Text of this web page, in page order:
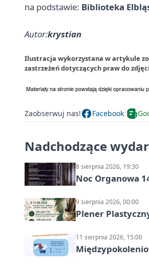
na podstawie: Biblioteka
Autor:krystian
Ilustracja wykorzystana w artykule
zastrzeżeń dotyczących praw do
Zaobserwuj nas! Facebook
Nadchodzące
8 sierpnia 2026, 19:30
Noc Organowa
9 sierpnia 2026, 00:00
Plener
11 sierpnia 2026, 15:00